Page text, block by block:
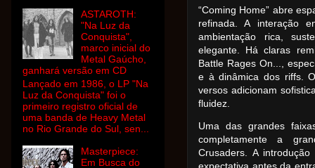
“Coming Home” abre
refinada. A interação
ambientação rica,
elegante. Há claras
Battle Rages On...,
e à dinâmica dos riffs.
versos adicionam
fluidez.
Uma das grandes
completamente a
Crusaders. A
ASTAROTH:
"Na Luz da
Conquista",
marco inicial do
Metal Gaúcho,
ganhará versão em CD
Lançado em 1986, o LP "Na
Luz da Conquista" foi o
primeiro registro oficial de
uma banda de Heavy Metal
no Rio Grande do Sul, sen...
Masterpiece:
Em Busca do